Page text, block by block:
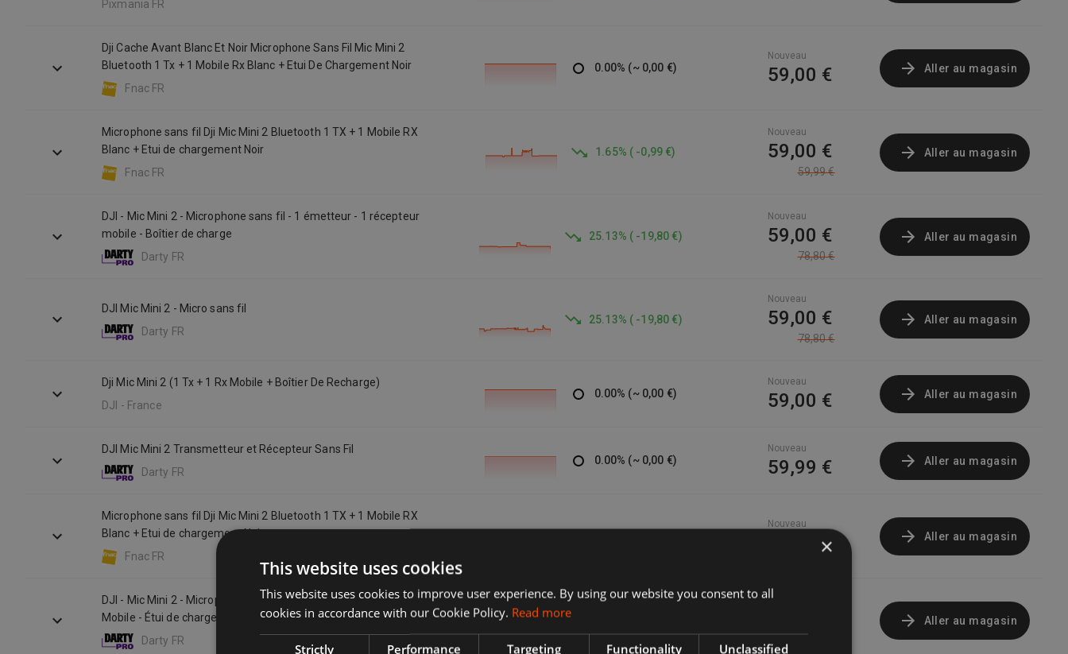
Pixmania FR
Dji Cache Avant Blanc Et Noir Microphone Sans Fil Mic Mini 2
Bluetooth 1 Tx + 1 Mobile Rx Blanc + Etui De Chargement Noir
Fnac FR
0.00% (~ 0,00 €)
Nouveau
59,00 € Aller au magasin
Microphone sans fil Dji Mic Mini 2 Bluetooth 1 TX + 1 Mobile RX
Blanc + Etui de chargement Noir
Fnac FR
1.65% ( -0,99 €)
Nouveau
59,00 €
59,99 €
Aller au magasin
DJI - Mic Mini 2 - Microphone sans fil - 1 émetteur - 1 récepteur
mobile - Boîtier de charge
Darty FR
25.13% ( -19,80 €)
Nouveau
59,00 €
78,80 €
Aller au magasin
DJI Mic Mini 2 - Micro sans fil
Darty FR
25.13% ( -19,80 €)
Nouveau
59,00 €
78,80 €
Aller au magasin
Dji Mic Mini 2 (1 Tx + 1 Rx Mobile + Boîtier De Recharge)
DJI - France
0.00% (~ 0,00 €)
Nouveau
59,00 € Aller au magasin
DJI Mic Mini 2 Transmetteur et Récepteur Sans Fil
Darty FR
0.00% (~ 0,00 €)
Nouveau
59,99 € Aller au magasin
Microphone sans fil Dji Mic Mini 2 Bluetooth 1 TX + 1 Mobile RX
Blanc + Etui de chargement Noir
Fnac FR
Nouveau
59,99 € Aller au magasin
DJI - Mic Mini 2 - Microphone sans fil - 1 TX + 1 Récepteur
Mobile - Étui de chargement
Darty FR
Aller au magasin
×
This website uses cookies
This website uses cookies to improve user experience. By using our website you consent to all
cookies in accordance with our Cookie Policy. Read more
Strictly
Performance Targeting Functionality Unclassified